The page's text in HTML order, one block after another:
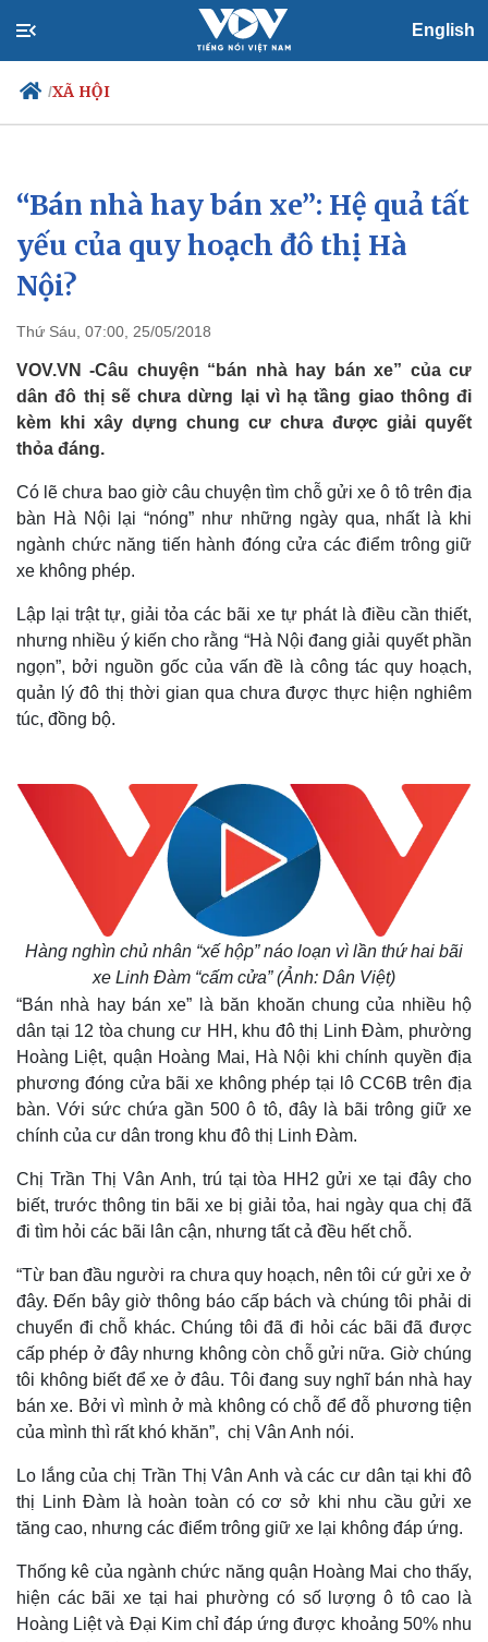
English
/XÃ HỘI
Chính trị
Đảng
Tổ chức nhân sự
Quốc hội
Nhận diện sự thật
Xã hội
Tin 24h
Dự báo thời tiết
“Bán nhà hay bán xe”: Hệ quả tất
yếu của quy hoạch đô thị Hà
Nội?
Thứ Sáu, 07:00, 25/05/2018
VOV.VN -Câu chuyện “bán nhà hay bán xe” của cư
dân đô thị sẽ chưa dừng lại vì hạ tầng giao thông đi
kèm khi xây dựng chung cư chưa được giải quyết
thỏa đáng.
Có lẽ chưa bao giờ câu chuyện tìm chỗ gửi xe ô tô trên địa
bàn Hà Nội lại “nóng” như những ngày qua, nhất là khi
ngành chức năng tiến hành đóng cửa các điểm trông giữ
xe không phép.
Lập lại trật tự, giải tỏa các bãi xe tự phát là điều cần thiết,
nhưng nhiều ý kiến cho rằng “Hà Nội đang giải quyết phần
ngọn”, bởi nguồn gốc của vấn đề là công tác quy hoạch,
quản lý đô thị thời gian qua chưa được thực hiện nghiêm
túc, đồng bộ.
Hàng nghìn chủ nhân “xế hộp” náo loạn vì lần thứ hai bãi
xe Linh Đàm “cấm cửa” (Ảnh: Dân Việt)
“Bán nhà hay bán xe” là băn khoăn chung của nhiều hộ
dân tại 12 tòa chung cư HH, khu đô thị Linh Đàm, phường
Hoàng Liệt, quận Hoàng Mai, Hà Nội khi chính quyền địa
phương đóng cửa bãi xe không phép tại lô CC6B trên địa
bàn. Với sức chứa gần 500 ô tô, đây là bãi trông giữ xe
chính của cư dân trong khu đô thị Linh Đàm.
Chị Trần Thị Vân Anh, trú tại tòa HH2 gửi xe tại đây cho
biết, trước thông tin bãi xe bị giải tỏa, hai ngày qua chị đã
đi tìm hỏi các bãi lân cận, nhưng tất cả đều hết chỗ.
“Từ ban đầu người ra chưa quy hoạch, nên tôi cứ gửi xe ở
đây. Đến bây giờ thông báo cấp bách và chúng tôi phải di
chuyển đi chỗ khác. Chúng tôi đã đi hỏi các bãi đã được
cấp phép ở đây nhưng không còn chỗ gửi nữa. Giờ chúng
tôi không biết để xe ở đâu. Tôi đang suy nghĩ bán nhà hay
bán xe. Bởi vì mình ở mà không có chỗ để đỗ phương tiện
của mình thì rất khó khăn”, chị Vân Anh nói.
Lo lắng của chị Trần Thị Vân Anh và các cư dân tại khi đô
thị Linh Đàm là hoàn toàn có cơ sở khi nhu cầu gửi xe
tăng cao, nhưng các điểm trông giữ xe lại không đáp ứng.
Thống kê của ngành chức năng quận Hoàng Mai cho thấy,
hiện các bãi xe tại hai phường có số lượng ô tô cao là
Hoàng Liệt và Đại Kim chỉ đáp ứng được khoảng 50% nhu